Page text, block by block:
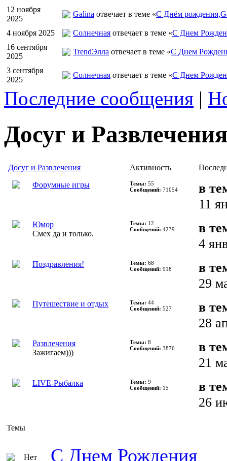
12 ноября
2025
Galina отвечает в теме «С Днём
4 ноября 2025 Солнечная отвечает в теме «С Днем
16 сентября
2025
TrendЭлла отвечает в теме «С Днем
3 сентября
2025
Солнечная отвечает в теме «С Днем
Последние сообщения |
Досуг и Развлечения
Досуг и Развлечения Активность
Форумные игры
Темы: 55
Сообщений: 71054
в
11
Юмор
Смех да и только.
Темы: 12
Сообщений: 4239
в
4
Поздравления! Темы: 68
Сообщений: 918
в
29
Путешествие и отдых Темы: 44
Сообщений: 527
в
28
Развлечения
Зажигаем)))
Темы: 8
Сообщений: 3876
в
21
LIVE-Рыбалка Темы: 9
Сообщений: 15
в
26
Темы
С Днем Рождения